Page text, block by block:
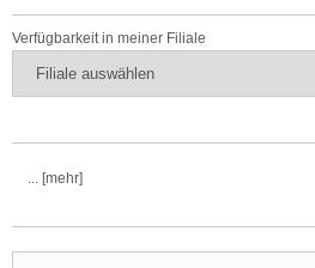
Verfügbarkeit in meiner Filiale
... [mehr]